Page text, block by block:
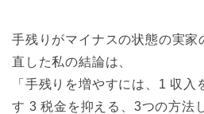
手残りがマイナスの状態の実家
直した私の結論は、
「手残りを増やすには、1 収入
す 3 税金を抑える、3つの方法